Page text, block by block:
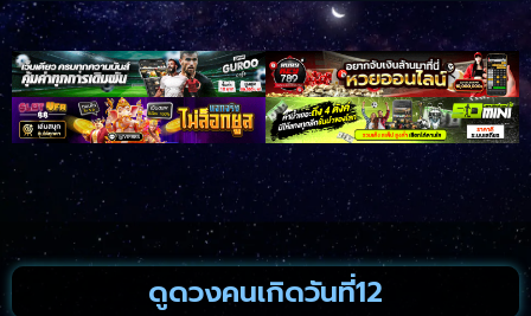
ดูดวงคนเกิดวันที่12